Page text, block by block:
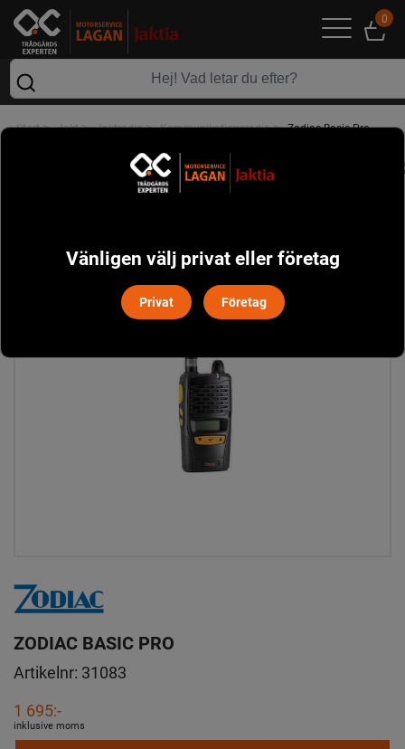
0
Start> Jakt> Jaktradio> Kommunikationsradio> Zodiac Basic Pro
ZODIAC BASIC PRO
Artikelnr: 31083
1 695:-
inklusive moms
Vänligen välj privat eller företag
Privat Företag